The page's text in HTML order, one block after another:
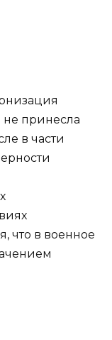
не принесла
в части
что в военное